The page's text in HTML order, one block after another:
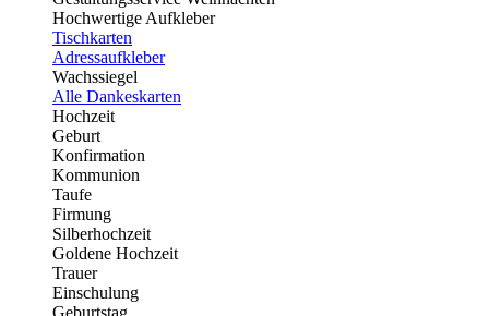
Hochwertige Aufkleber
Tischkarten
Adressaufkleber
Wachssiegel
Alle Dankeskarten
Hochzeit
Geburt
Konfirmation
Kommunion
Taufe
Firmung
Silberhochzeit
Goldene Hochzeit
Trauer
Einschulung
Geburtstag